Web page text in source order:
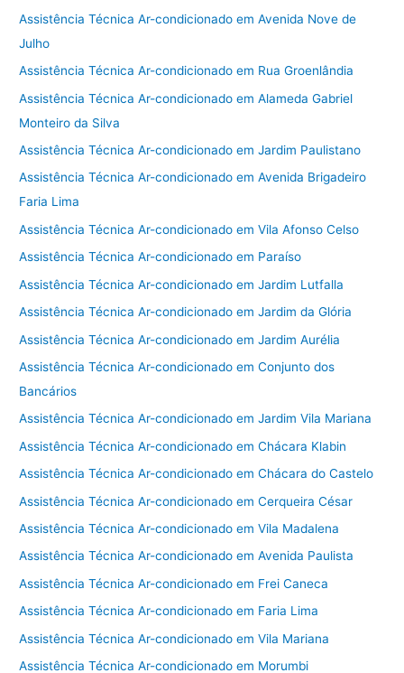
Assistência Técnica Ar-condicionado em Avenida Nove de
Julho
Assistência Técnica Ar-condicionado em Rua Groenlândia
Assistência Técnica Ar-condicionado em Alameda Gabriel
Monteiro da Silva
Assistência Técnica Ar-condicionado em Jardim Paulistano
Assistência Técnica Ar-condicionado em Avenida Brigadeiro
Faria Lima
Assistência Técnica Ar-condicionado em Vila Afonso Celso
Assistência Técnica Ar-condicionado em Paraíso
Assistência Técnica Ar-condicionado em Jardim Lutfalla
Assistência Técnica Ar-condicionado em Jardim da Glória
Assistência Técnica Ar-condicionado em Jardim Aurélia
Assistência Técnica Ar-condicionado em Conjunto dos
Bancários
Assistência Técnica Ar-condicionado em Jardim Vila Mariana
Assistência Técnica Ar-condicionado em Chácara Klabin
Assistência Técnica Ar-condicionado em Chácara do Castelo
Assistência Técnica Ar-condicionado em Cerqueira César
Assistência Técnica Ar-condicionado em Vila Madalena
Assistência Técnica Ar-condicionado em Avenida Paulista
Assistência Técnica Ar-condicionado em Frei Caneca
Assistência Técnica Ar-condicionado em Faria Lima
Assistência Técnica Ar-condicionado em Vila Mariana
Assistência Técnica Ar-condicionado em Morumbi